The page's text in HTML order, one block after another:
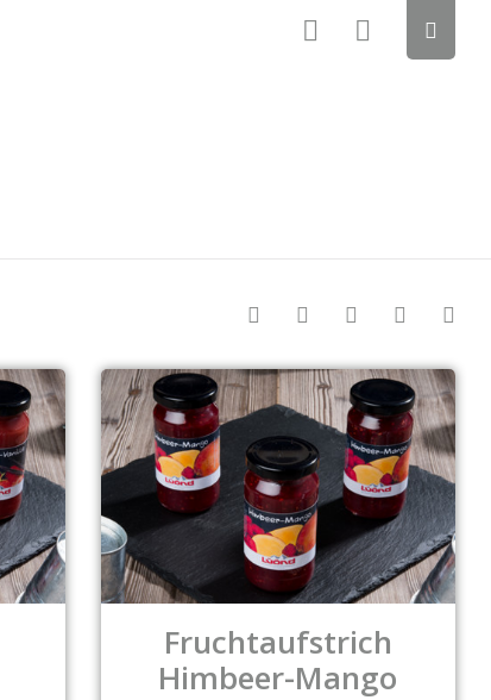
Fruchtaufstrich
Himbeer-Mango